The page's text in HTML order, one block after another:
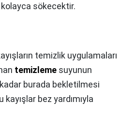
sökecektir.
temizlik uygulamaları
temizleme suyunun
kadar burada bekletilmesi
bez yardımıyla